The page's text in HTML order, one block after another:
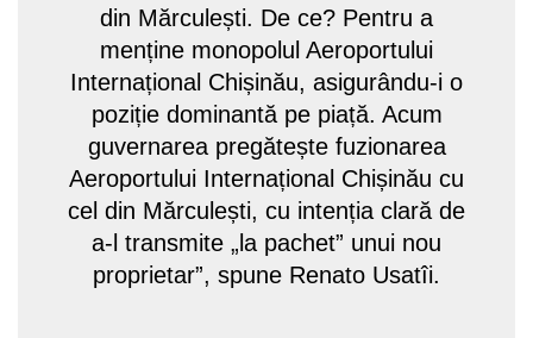
din Mărculești. De ce? Pentru a
menține monopolul Aeroportului
Internațional Chișinău, asigurându-i o
poziție dominantă pe piață. Acum
guvernarea pregătește fuzionarea
Aeroportului Internațional Chișinău cu
cel din Mărculești, cu intenția clară de
a-l transmite „la pachet” unui nou
proprietar”, spune Renato Usatîi.